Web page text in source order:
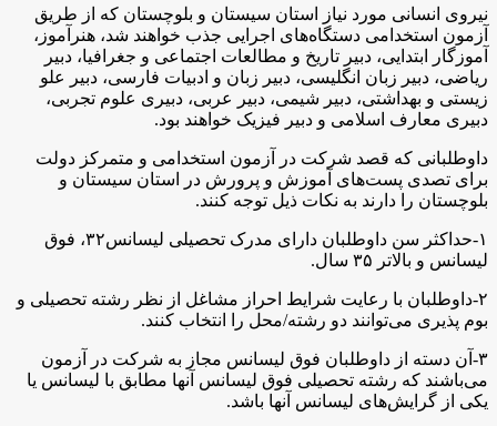
نیروی انسانی مورد نیاز استان سیستان و بلوچستان که از طریق
آزمون استخدامی دستگاه‌های اجرایی جذب خواهند شد، هنرآموز،
آموزگار ابتدایی، دبیر تاریخ و مطالعات اجتماعی و جغرافیا، دبیر
ریاضی، دبیر زبان انگلیسی، دبیر زبان و ادبیات فارسی، دبیر علو
زیستی و بهداشتی، دبیر شیمی، دبیر عربی، دبیری علوم تجربی،
دبیری معارف اسلامی و دبیر فیزیک خواهند بود.
داوطلبانی که قصد شرکت در آزمون استخدامی و متمرکز دولت
برای تصدی پست‌های آموزش و پرورش در استان سیستان و
بلوچستان را دارند به نکات ذیل توجه کنند.
۱-حداکثر سن داوطلبان دارای مدرک تحصیلی لیسانس۳۲، فوق
لیسانس و بالاتر ۳۵ سال.
۲-داوطلبان با رعایت شرایط احراز مشاغل از نظر رشته تحصیلی و
بوم پذیری می‌توانند دو رشته/محل را انتخاب کنند.
۳-آن دسته از داوطلبان فوق لیسانس مجاز به شرکت در آزمون
می‌باشند که رشته تحصیلی فوق لیسانس آنها مطابق با لیسانس یا
یکی از گرایش‌های لیسانس آنها باشد.